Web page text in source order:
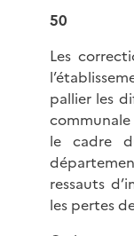
50
Les
pallier les
le cadre
ressauts
les pertes